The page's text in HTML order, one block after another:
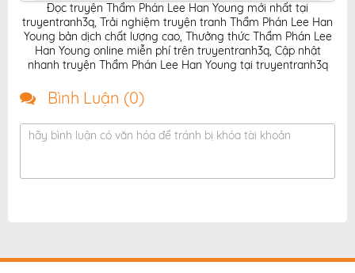
Chương 87
05/02/2026
Chương 86
05/02/2026
Chương 85
05/02/2026
Chương 83
Chương 82
05/02/2026
Chương 81
05/02/2026
Đọc truyện Thẩm Phán Lee Han Young mới nhất tại
truyentranh3q, Trải nghiệm truyện tranh Thẩm Phán Lee Han
Young bản dịch chất lượng cao, Thưởng thức Thẩm Phán Lee
Han Young online miễn phí trên truyentranh3q, Cập nhật
nhanh truyện Thẩm Phán Lee Han Young tại truyentranh3q
Bình Luận (0)
hãy bình luận có văn hóa để tránh bị khóa tài khoản